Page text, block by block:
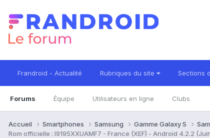
Frandroid - Actualité Rubriques du site Sections
Forums Équipe Utilisateurs en ligne Clubs
Accueil Smartphones Samsung Gamme Galaxy S
Rom officielle : I9195XXUAMF7 - France (XEF) - Android 4.2.2